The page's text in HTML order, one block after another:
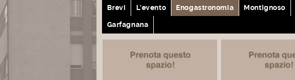
Brevi L'evento Enogastronomia Montignoso
Garfagnana